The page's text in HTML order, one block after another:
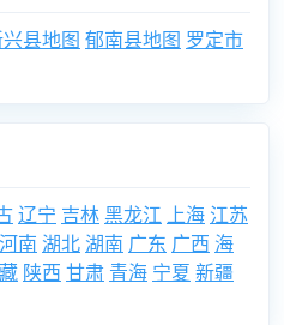
县地图 郁南县地图 罗定市
辽宁 吉林黑龙江 上海 江苏
河南 湖北湖南 广东 广西 海
陕西 甘肃 青海 宁夏 新疆